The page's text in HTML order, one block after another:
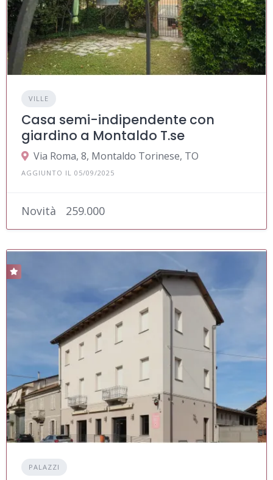
VILLE
Casa semi-indipendente con
giardino a Montaldo T.se
Via Roma, 8, Montaldo Torinese, TO
AGGIUNTO IL 05/09/2025
Novità 259.000
PALAZZI